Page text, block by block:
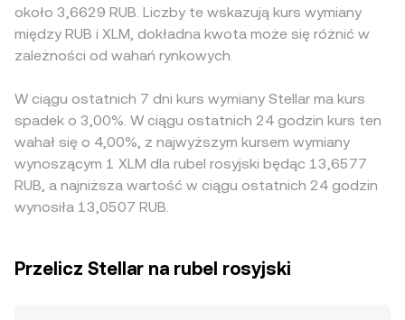
około 3,6629 RUB. Liczby te wskazują kurs wymiany
między RUB i XLM, dokładna kwota może się różnić w
zależności od wahań rynkowych.
W ciągu ostatnich 7 dni kurs wymiany Stellar ma kurs
spadek o 3,00%. W ciągu ostatnich 24 godzin kurs ten
wahał się o 4,00%, z najwyższym kursem wymiany
wynoszącym 1 XLM dla rubel rosyjski będąc 13,6577
RUB, a najniższa wartość w ciągu ostatnich 24 godzin
wynosiła 13,0507 RUB.
Przelicz Stellar na rubel rosyjski